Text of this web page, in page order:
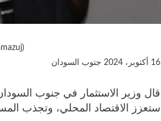
16 أكتوبر، 2024
جتوب السودان
قال وزير الاستثمار في جنوب
ستعزز الاقتصاد المحلي، وتجذب